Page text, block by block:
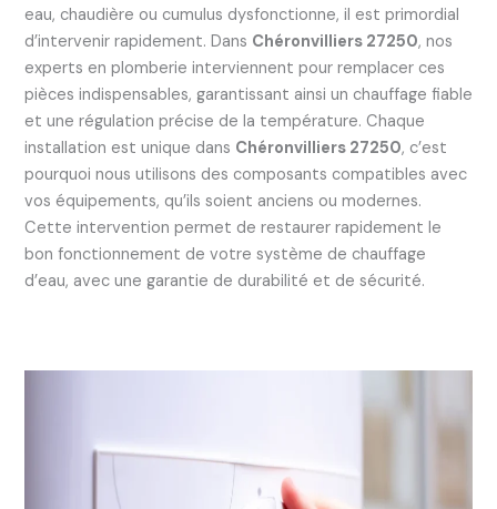
eau, chaudière ou cumulus dysfonctionne, il est primordial
d’intervenir rapidement. Dans Chéronvilliers 27250, nos
experts en plomberie interviennent pour remplacer ces
pièces indispensables, garantissant ainsi un chauffage fiable
et une régulation précise de la température. Chaque
installation est unique dans Chéronvilliers 27250, c’est
pourquoi nous utilisons des composants compatibles avec
vos équipements, qu’ils soient anciens ou modernes.
Cette intervention permet de restaurer rapidement le
bon fonctionnement de votre système de chauffage
d’eau, avec une garantie de durabilité et de sécurité.